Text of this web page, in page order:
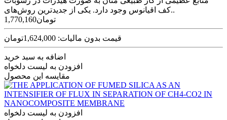
کف اقیانوس وجود دارد. یکی از جدیدترین روش‌های..
1,770,160تومان
قیمت بدون مالیات: 1,624,000تومان
اضافه به سبد خرید
افزودن به لیست دلخواه
مقایسه این محصول
افزودن به لیست دلخواه